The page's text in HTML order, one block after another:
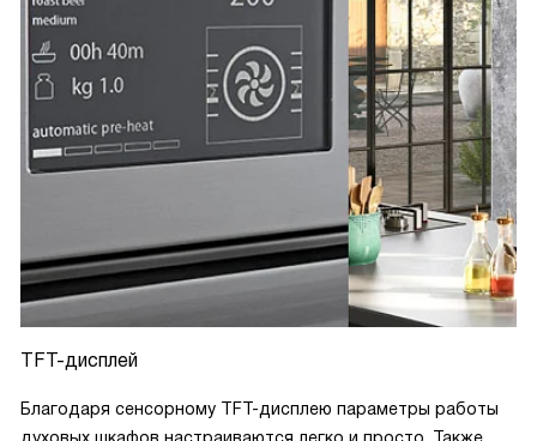
TFT-дисплей
Благодаря сенсорному TFT-дисплею параметры работы
духовых шкафов настраиваются легко и просто. Также